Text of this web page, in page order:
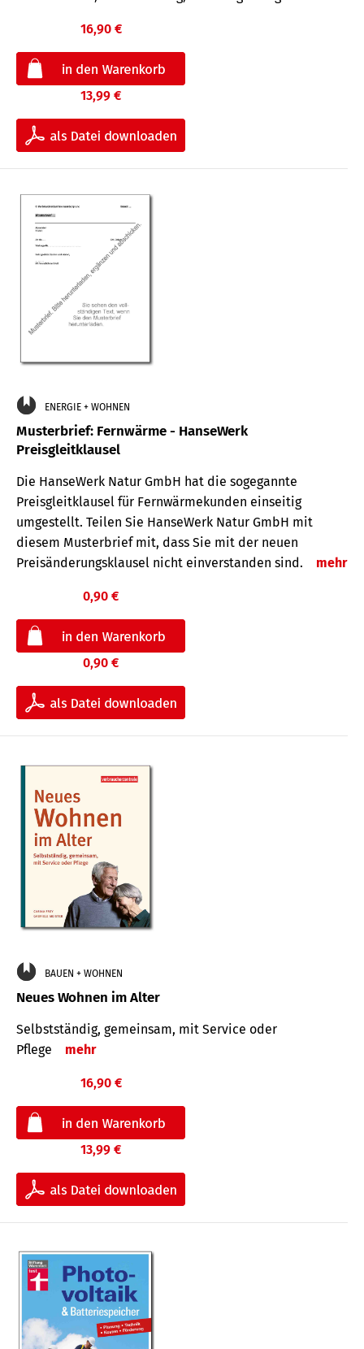
16,90 €
13,99 €
ENERGIE + WOHNEN
Musterbrief: Fernwärme - HanseWerk
Preisgleitklausel
Die HanseWerk Natur GmbH hat die sogegannte
Preisgleitklausel für Fernwärmekunden einseitig
umgestellt. Teilen Sie HanseWerk Natur GmbH mit
diesem Musterbrief mit, dass Sie mit der neuen
Preisänderungsklausel nicht einverstanden sind.
mehr
0,90 €
0,90 €
BAUEN + WOHNEN
Neues Wohnen im Alter
Selbstständig, gemeinsam, mit Service oder
Pflege
mehr
16,90 €
13,99 €